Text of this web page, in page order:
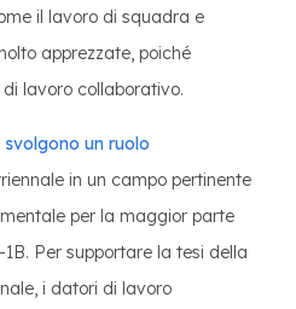
il lavoro di squadra e
apprezzate, poiché
lavoro collaborativo.
un ruolo
in un campo pertinente
per la maggior parte
Per supportare la tesi della
i datori di lavoro